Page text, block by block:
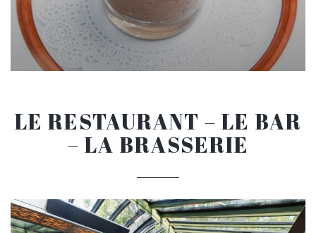
LE RESTAURANT – LE BAR
– LA BRASSERIE